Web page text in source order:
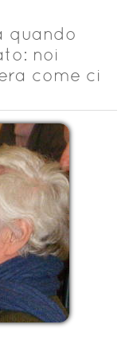
quando
noi
come ci